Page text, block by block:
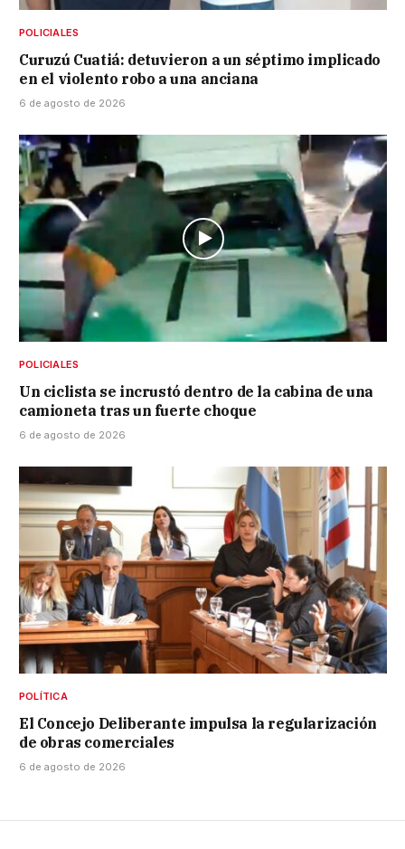
POLICIALES
Curuzú Cuatiá: detuvieron a un séptimo implicado
en el violento robo a una anciana
6 de agosto de 2026
POLICIALES
Un ciclista se incrustó dentro de la cabina de una
camioneta tras un fuerte choque
6 de agosto de 2026
POLÍTICA
El Concejo Deliberante impulsa la regularización
de obras comerciales
6 de agosto de 2026